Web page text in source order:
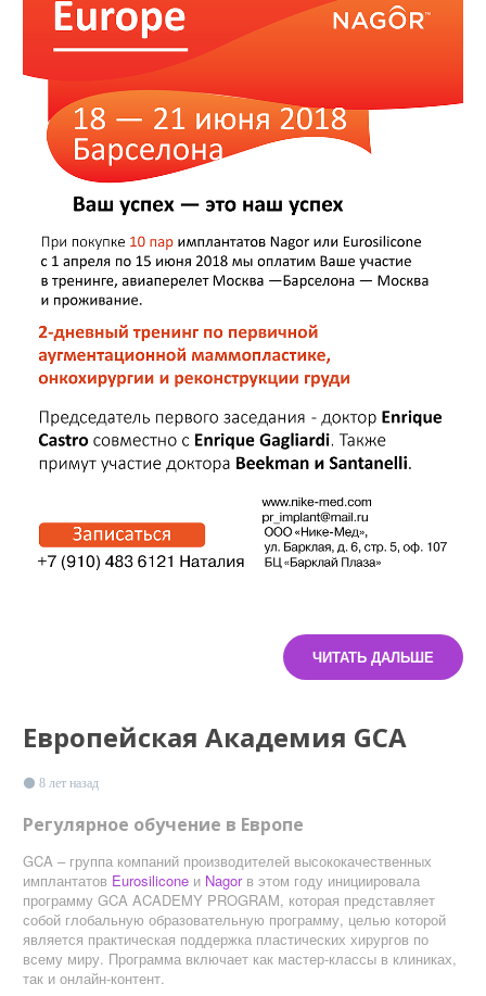
ЧИТАТЬ ДАЛЬШЕ
Европейская Академия GCA
8 лет назад
Регулярное обучение в Европе
GCA – группа компаний производителей высококачественных
имплантатов Eurosilicone и Nagorв этом году инициировала
программу GCA ACADEMY PROGRAM, которая представляет
собой глобальную образовательную программу, целью которой
является практическая поддержка пластических хирургов по
всему миру. Программа включает как мастер-классы в клиниках,
так и онлайн-контент.